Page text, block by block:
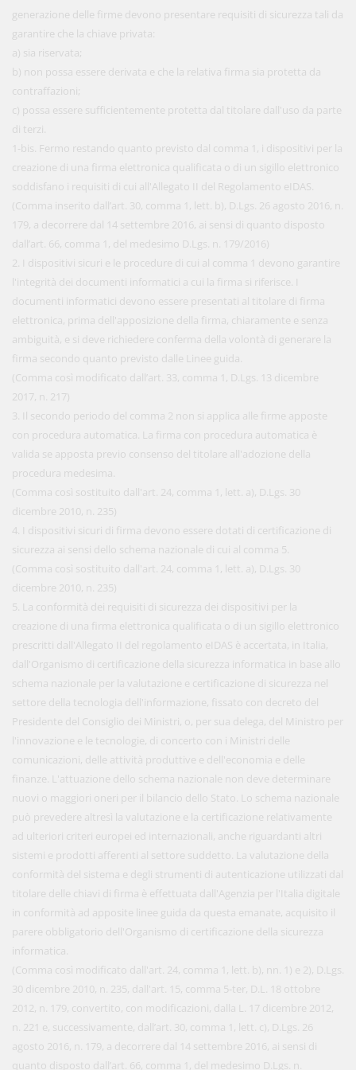
generazione delle firme devono presentare requisiti di sicurezza tali da
garantire che la chiave privata:
a) sia riservata;
b) non possa essere derivata e che la relativa firma sia protetta da
contraffazioni;
c) possa essere sufficientemente protetta dal titolare dall'uso da parte
di terzi.
1-bis. Fermo restando quanto previsto dal comma 1, i dispositivi per la
creazione di una firma elettronica qualificata o di un sigillo elettronico
soddisfano i requisiti di cui all'Allegato II del Regolamento eIDAS.
(Comma inserito dall’art. 30, comma 1, lett. b), D.Lgs. 26 agosto 2016, n.
179, a decorrere dal 14 settembre 2016, ai sensi di quanto disposto
dall’art. 66, comma 1, del medesimo D.Lgs. n. 179/2016)
2. I dispositivi sicuri e le procedure di cui al comma 1 devono garantire
l'integrità dei documenti informatici a cui la firma si riferisce. I
documenti informatici devono essere presentati al titolare di firma
elettronica, prima dell'apposizione della firma, chiaramente e senza
ambiguità, e si deve richiedere conferma della volontà di generare la
firma secondo quanto previsto dalle Linee guida.
(Comma così modificato dall’art. 33, comma 1, D.Lgs. 13 dicembre
2017, n. 217)
3. Il secondo periodo del comma 2 non si applica alle firme apposte
con procedura automatica. La firma con procedura automatica è
valida se apposta previo consenso del titolare all'adozione della
procedura medesima.
(Comma così sostituito dall'art. 24, comma 1, lett. a), D.Lgs. 30
dicembre 2010, n. 235)
4. I dispositivi sicuri di firma devono essere dotati di certificazione di
sicurezza ai sensi dello schema nazionale di cui al comma 5.
(Comma così sostituito dall'art. 24, comma 1, lett. a), D.Lgs. 30
dicembre 2010, n. 235)
5. La conformità dei requisiti di sicurezza dei dispositivi per la
creazione di una firma elettronica qualificata o di un sigillo elettronico
prescritti dall'Allegato II del regolamento eIDAS è accertata, in Italia,
dall'Organismo di certificazione della sicurezza informatica in base allo
schema nazionale per la valutazione e certificazione di sicurezza nel
settore della tecnologia dell'informazione, fissato con decreto del
Presidente del Consiglio dei Ministri, o, per sua delega, del Ministro per
l'innovazione e le tecnologie, di concerto con i Ministri delle
comunicazioni, delle attività produttive e dell'economia e delle
finanze. L'attuazione dello schema nazionale non deve determinare
nuovi o maggiori oneri per il bilancio dello Stato. Lo schema nazionale
può prevedere altresì la valutazione e la certificazione relativamente
ad ulteriori criteri europei ed internazionali, anche riguardanti altri
sistemi e prodotti afferenti al settore suddetto. La valutazione della
conformità del sistema e degli strumenti di autenticazione utilizzati dal
titolare delle chiavi di firma è effettuata dall'Agenzia per l'Italia digitale
in conformità ad apposite linee guida da questa emanate, acquisito il
parere obbligatorio dell'Organismo di certificazione della sicurezza
informatica.
(Comma così modificato dall'art. 24, comma 1, lett. b), nn. 1) e 2), D.Lgs.
30 dicembre 2010, n. 235, dall'art. 15, comma 5-ter, D.L. 18 ottobre
2012, n. 179, convertito, con modificazioni, dalla L. 17 dicembre 2012,
n. 221 e, successivamente, dall’art. 30, comma 1, lett. c), D.Lgs. 26
agosto 2016, n. 179, a decorrere dal 14 settembre 2016, ai sensi di
quanto disposto dall’art. 66, comma 1, del medesimo D.Lgs. n.